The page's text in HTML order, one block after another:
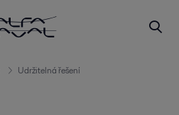
Udržitelná řešení